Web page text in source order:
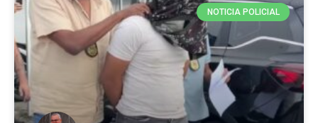
NOTICIA POLICIAL